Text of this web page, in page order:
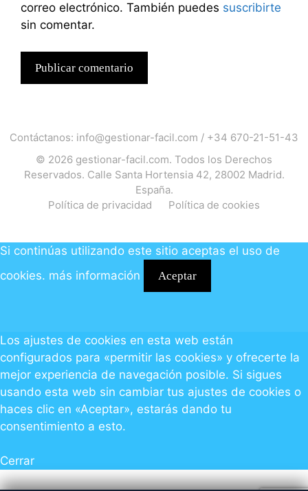
correo electrónico. También puedes suscribirte
sin comentar.
Contáctanos: info@gestionar-facil.com / +34 670-21-51-43
© 2026 gestionar-facil.com. Todos los Derechos
Reservados. Calle Santa Hortensia 42, 28002 Madrid.
España.
Política de privacidad
Política de cookies
Si continúas utilizando este sitio aceptas el uso de
cookies. más información Aceptar
Los ajustes de cookies en esta web están
configurados para «permitir las cookies» y ofrecerte la
mejor experiencia de navegación posible. Si sigues
usando esta web sin cambiar tus ajustes de cookies o
haces clic en «Aceptar», estarás dando tu
consentimiento a esto.
Cerrar